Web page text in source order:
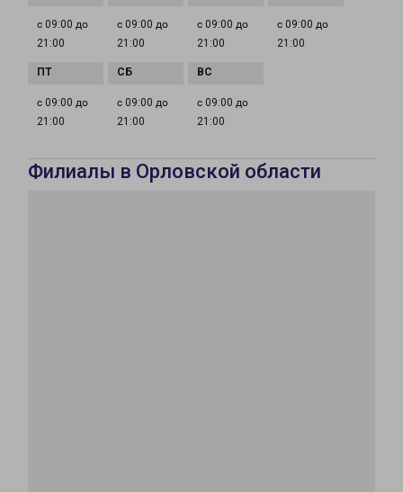
с 09:00 до
21:00
с 09:00 до
21:00
с 09:00 до
21:00
с 09:00 до
21:00
с 09:00 до
21:00
с 09:00 до
21:00
с 09:00 до
21:00
Филиалы в Орловской области